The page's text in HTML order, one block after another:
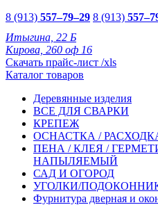
8 (913) 557–79–29 8 (913)
Итыгина, 22 Б
Кирова, 260 оф 16
Скачать прайс-лист /xls
Каталог товаров
Деревянные изделия
ВСЕ ДЛЯ СВАРКИ
КРЕПЕЖ
ОСНАСТКА /
ПЕНА / КЛЕЯ /
НАПЫЛЯЕМЫЙ
САД И ОГОРОД
УГОЛКИ/
Фурнитура дверная и